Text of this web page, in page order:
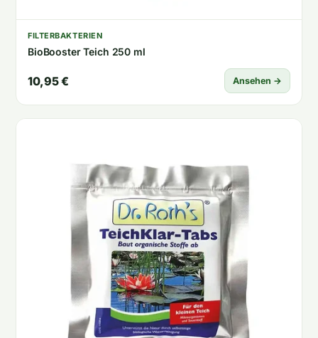
FILTERBAKTERIEN
BioBooster Teich 250 ml
10,95 € Ansehen →